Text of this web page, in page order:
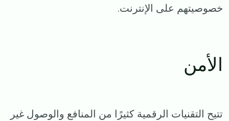
خصوصيتهم على الإنترنت.
الأمن
تتيح التقنيات الرقمية كثيرًا من المنافع والوصول غير